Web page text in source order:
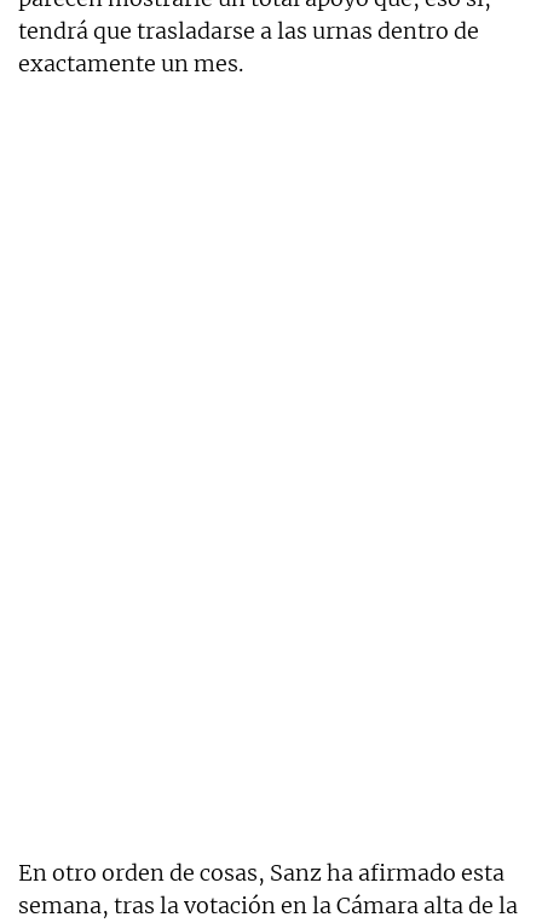
tendrá que trasladarse a las urnas dentro de
exactamente un mes.
En otro orden de cosas, Sanz ha afirmado esta
semana, tras la votación en la Cámara alta de la